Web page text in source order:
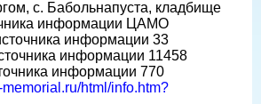
с. Бабольнапуста, кладбище
информации ЦАМО
информации 33
информации 11458
информации 770
html/info.htm?